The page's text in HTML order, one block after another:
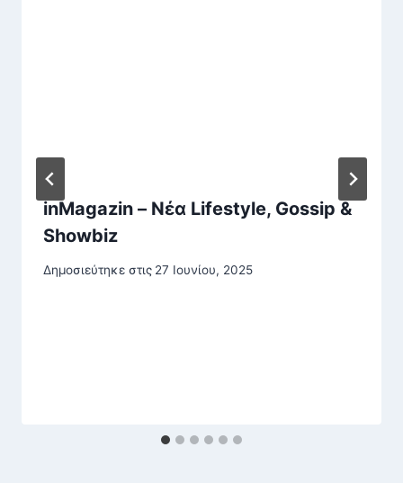
inMagazin – Νέα Lifestyle, Gossip &
Showbiz
Δημοσιεύτηκε στις 27 Ιουνίου, 2025